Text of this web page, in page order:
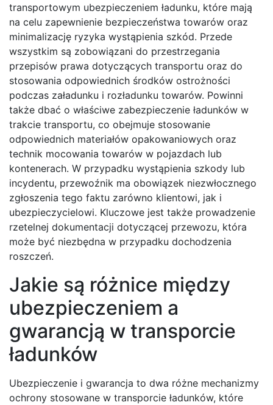
transportowym ubezpieczeniem ładunku, które mają
na celu zapewnienie bezpieczeństwa towarów oraz
minimalizację ryzyka wystąpienia szkód. Przede
wszystkim są zobowiązani do przestrzegania
przepisów prawa dotyczących transportu oraz do
stosowania odpowiednich środków ostrożności
podczas załadunku i rozładunku towarów. Powinni
także dbać o właściwe zabezpieczenie ładunków w
trakcie transportu, co obejmuje stosowanie
odpowiednich materiałów opakowaniowych oraz
technik mocowania towarów w pojazdach lub
kontenerach. W przypadku wystąpienia szkody lub
incydentu, przewoźnik ma obowiązek niezwłocznego
zgłoszenia tego faktu zarówno klientowi, jak i
ubezpieczycielowi. Kluczowe jest także prowadzenie
rzetelnej dokumentacji dotyczącej przewozu, która
może być niezbędna w przypadku dochodzenia
roszczeń.
Jakie są różnice między
ubezpieczeniem a
gwarancją w transporcie
ładunków
Ubezpieczenie i gwarancja to dwa różne mechanizmy
ochrony stosowane w transporcie ładunków, które